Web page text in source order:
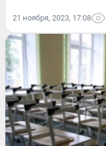
21 ноября, 2023, 17:08